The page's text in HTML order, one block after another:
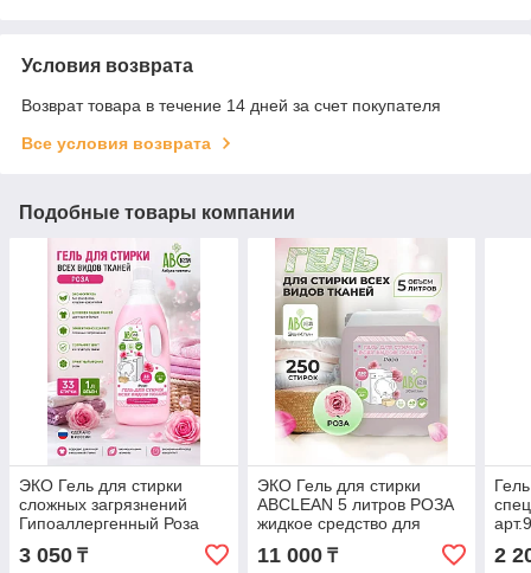
Условия возврата
Возврат товара в течение 14 дней за счет покупателя
Все условия возврата
Подобные товары компании
ЭКО Гель для стирки
сложных загрязнений
Гипоаллергенный Роза
ABClean
3 050 ₸
ЭКО Гель для стирки
ABCLEAN 5 литров РОЗА
жидкое средство для
стирки / кір жуатын гель /
стирка всех тканей
11 000₸ 2